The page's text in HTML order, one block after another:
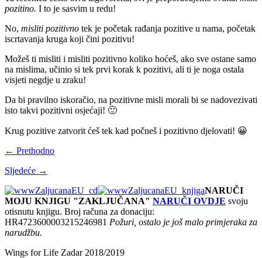
pozitino. I to je sasvim u redu!
No, misliti pozitivno tek je početak rađanja pozitive u nama, početak
iscrtavanja kruga koji čini pozitivu!
Možeš ti misliti i misliti pozitivno koliko hoćeš, ako sve ostane samo
na mislima, učinio si tek prvi korak k pozitivi, ali ti je noga ostala
visjeti negdje u zraku!
Da bi pravilno iskoračio, na pozitivne misli morali bi se nadovezivati
isto takvi pozitivni osjećaji! 🙂
Krug pozitive zatvorit ćeš tek kad počneš i pozitivno djelovati! 😀
← Prethodno
Sljedeće →
NARUČI
MOJU KNJIGU "ZAKLJUČANA" NARUČI OVDJE svoju
otisnutu knjigu. Broj računa za donaciju:
HR4723600003215246981 Požuri, ostalo je još malo primjeraka za
narudžbu.
Wings for Life Zadar 2018/2019